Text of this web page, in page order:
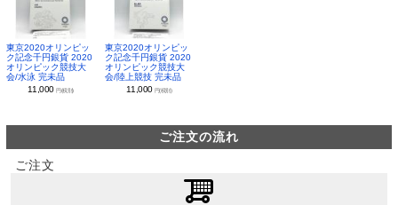
東京2020オリンピッ
ク記念千円銀貨 2020
オリンピック競技大
会/水泳 完未品
11,000円(税別)
東京2020オリンピッ
ク記念千円銀貨 2020
オリンピック競技大
会/陸上競技 完未品
11,000 円(税別)
ご注文の流れ
ご注文